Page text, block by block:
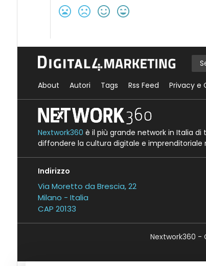
About Autori Tags Rss Feed Privacy e
Nextwork360 è il più grande network in Italia di
diffondere la cultura digitale e
Indirizzo
Via Moretto da Brescia, 22
Milano - Italia
CAP 20133
Nextwork360 -